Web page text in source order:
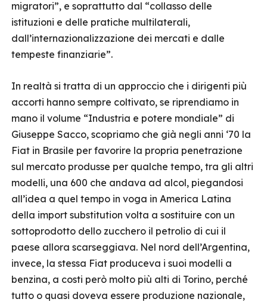
migratori”, e soprattutto dal “collasso delle
istituzioni e delle pratiche multilaterali,
dall’internazionalizzazione dei mercati e dalle
tempeste finanziarie”.
In realtà si tratta di un approccio che i dirigenti più
accorti hanno sempre coltivato, se riprendiamo in
mano il volume “Industria e potere mondiale” di
Giuseppe Sacco, scopriamo che già negli anni ‘70 la
Fiat in Brasile per favorire la propria penetrazione
sul mercato produsse per qualche tempo, tra gli altri
modelli, una 600 che andava ad alcol, piegandosi
all’idea a quel tempo in voga in America Latina
della import substitution volta a sostituire con un
sottoprodotto dello zucchero il petrolio di cui il
paese allora scarseggiava. Nel nord dell’Argentina,
invece, la stessa Fiat produceva i suoi modelli a
benzina, a costi però molto più alti di Torino, perché
tutto o quasi doveva essere produzione nazionale,